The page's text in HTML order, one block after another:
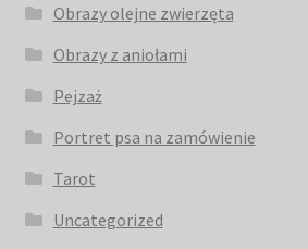
Obrazy olejne zwierzęta
Obrazy z aniołami
Pejzaż
Portret psa na zamówienie
Tarot
Uncategorized